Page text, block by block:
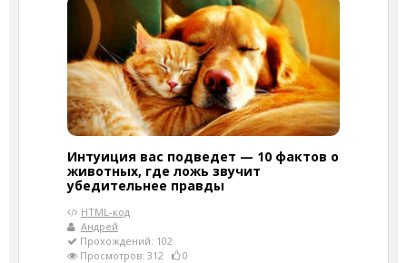
Интуиция вас подведет — 10 фактов о
животных, где ложь звучит
убедительнее правды
HTML-код
Андрей
Прохождений: 102
Просмотров: 312
0